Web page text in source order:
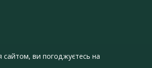
ви погоджуєтесь на